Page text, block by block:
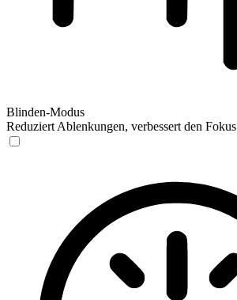
Blinden-Modus
Reduziert Ablenkungen, verbessert den Fokus